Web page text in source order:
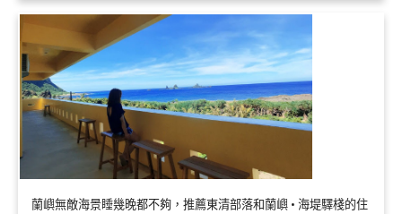
蘭嶼無敵海景睡幾晚都不夠，推薦東清部落和蘭嶼 • 海堤驛棧的住